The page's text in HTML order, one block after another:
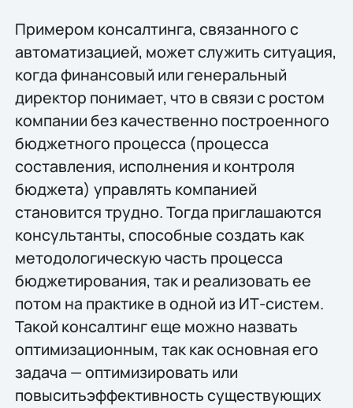
Примером консалтинга, связанного с
автоматизацией, может служить ситуация,
когда финансовый или генеральный
директор понимает, что в связи с ростом
компании без качественно построенного
бюджетного процесса (процесса
составления, исполнения и контроля
бюджета) управлять компанией
становится трудно. Тогда приглашаются
консультанты, способные создать как
методологическую часть процесса
бюджетирования, так и реализовать ее
потом на практике в одной из ИТ-систем.
Такой консалтинг еще можно назвать
оптимизационным, так как основная его
задача — оптимизировать или
повыситьэффективность существующих